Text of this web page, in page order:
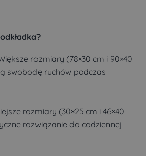
rozmiary (78×30 cm i 90×40
swobodę ruchów podczas
rozmiary (30×25 cm i 46×40
rozwiązanie do codziennej